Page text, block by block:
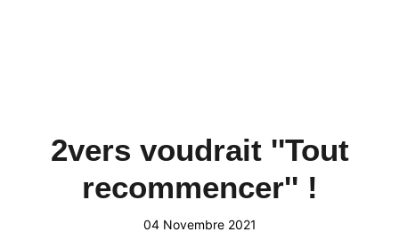
2vers voudrait ''Tout
recommencer'' !
04 Novembre 2021